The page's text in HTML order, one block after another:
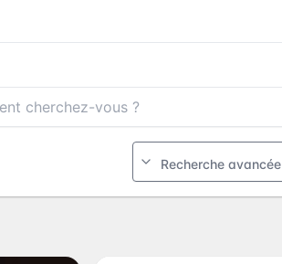
Recherche avancée